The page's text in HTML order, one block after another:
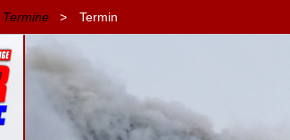
Termine> Termin